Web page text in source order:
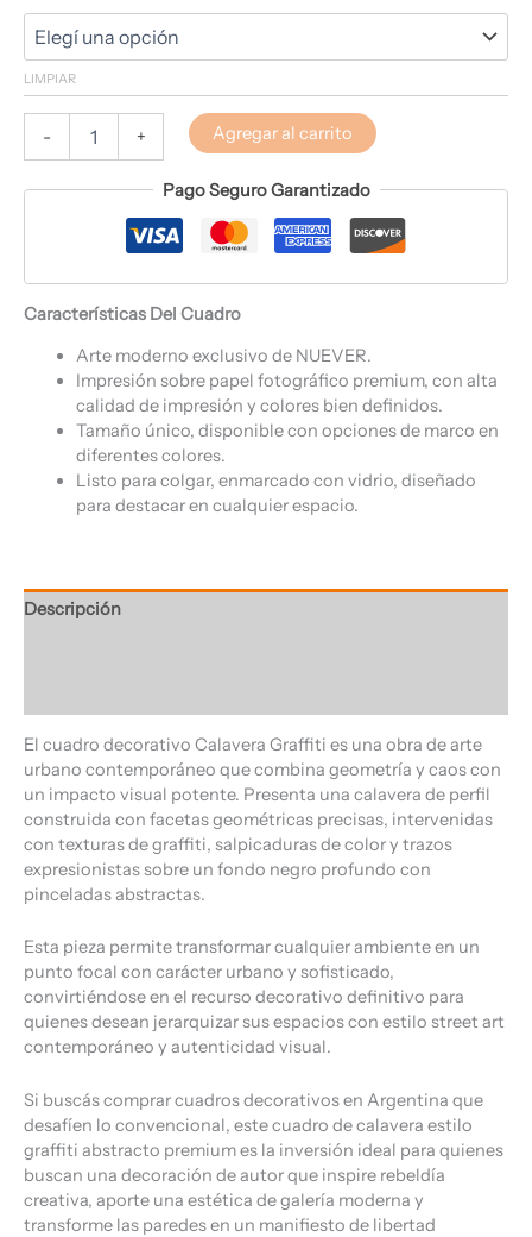
LIMPIAR
- + Agregar al carrito
Pago Seguro Garantizado
Características Del Cuadro
Arte moderno exclusivo de NUEVER.
Impresión sobre papel fotográfico premium, con alta
calidad de impresión y colores bien definidos.
Tamaño único, disponible con opciones de marco en
diferentes colores.
Listo para colgar, enmarcado con vidrio, diseñado
para destacar en cualquier espacio.
Descripción
El cuadro decorativo Calavera Graffiti es una obra de arte
urbano contemporáneo que combina geometría y caos con
un impacto visual potente. Presenta una calavera de perfil
construida con facetas geométricas precisas, intervenidas
con texturas de graffiti, salpicaduras de color y trazos
expresionistas sobre un fondo negro profundo con
pinceladas abstractas.
Esta pieza permite transformar cualquier ambiente en un
punto focal con carácter urbano y sofisticado,
convirtiéndose en el recurso decorativo definitivo para
quienes desean jerarquizar sus espacios con estilo street art
contemporáneo y autenticidad visual.
Si buscás comprar cuadros decorativos en Argentina que
desafíen lo convencional, este cuadro de calavera estilo
graffiti abstracto premium es la inversión ideal para quienes
buscan una decoración de autor que inspire rebeldía
creativa, aporte una estética de galería moderna y
transforme las paredes en un manifiesto de libertad